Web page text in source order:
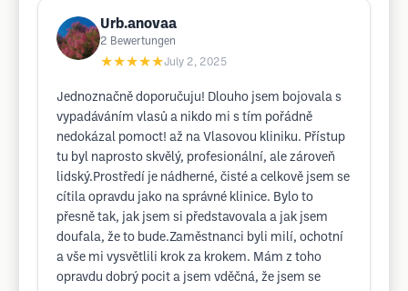
Urb.anovaa
2 Bewertungen
★★★★★July 2, 2025
Jednoznačně doporučuju! Dlouho jsem bojovala s
vypadáváním vlasů a nikdo mi s tím pořádně
nedokázal pomoct! až na Vlasovou kliniku. Přístup
tu byl naprosto skvělý, profesionální, ale zároveň
lidský.Prostředí je nádherné, čisté a celkově jsem se
cítila opravdu jako na správné klinice. Bylo to
přesně tak, jak jsem si představovala a jak jsem
doufala, že to bude.Zaměstnanci byli milí, ochotní
a vše mi vysvětlili krok za krokem. Mám z toho
opravdu dobrý pocit a jsem vděčná, že jsem se